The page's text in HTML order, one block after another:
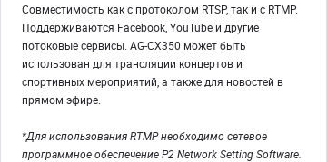
Совместимость как с протоколом RTSP, так и с RTMP.
Поддерживаются Facebook, YouTube и другие
потоковые сервисы. AG-CX350 может быть
использован для трансляции концертов и
спортивных мероприятий, а также для новостей в
прямом эфире.
*Для использования RTMP необходимо сетевое
программное обеспечение P2 Network Setting Software.